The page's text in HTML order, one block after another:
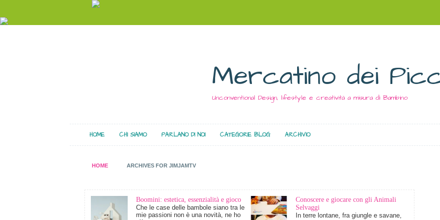
Mercatino dei
Unconventional Design, lifestyle e creatività a misura di Bambino
HOME CHI SIAMO PARLANO DI NOI CATEGORIE BLOG ARCHIVIO
HOME ARCHIVES FOR JIMJAMTV
Boomini: estetica, essenzialità e gioco
Che le case delle bambole siano tra le
mie passioni non è una novità, ne ho
Conoscere e giocare con gli Animali
Selvaggi
In terre lontane, fra giungle e savane,